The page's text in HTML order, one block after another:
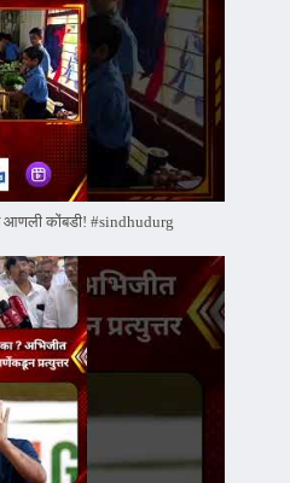
आणली कोंबडी! #sindhudurg